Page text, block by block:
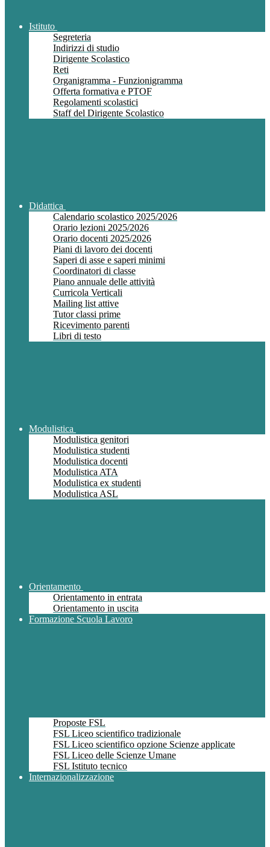
Istituto
Segreteria
Indirizzi di studio
Dirigente Scolastico
Reti
Organigramma - Funzionigramma
Offerta formativa e PTOF
Regolamenti scolastici
Staff del Dirigente Scolastico
Didattica
Calendario scolastico 2025/2026
Orario lezioni 2025/2026
Orario docenti 2025/2026
Piani di lavoro dei docenti
Saperi di asse e saperi minimi
Coordinatori di classe
Piano annuale delle attività
Curricola Verticali
Mailing list attive
Tutor classi prime
Ricevimento parenti
Libri di testo
Modulistica
Modulistica genitori
Modulistica studenti
Modulistica docenti
Modulistica ATA
Modulistica ex studenti
Modulistica ASL
Orientamento
Orientamento in entrata
Orientamento in uscita
Formazione Scuola Lavoro
Proposte FSL
FSL Liceo scientifico tradizionale
FSL Liceo scientifico opzione Scienze applicate
FSL Liceo delle Scienze Umane
FSL Istituto tecnico
Internazionalizzazione